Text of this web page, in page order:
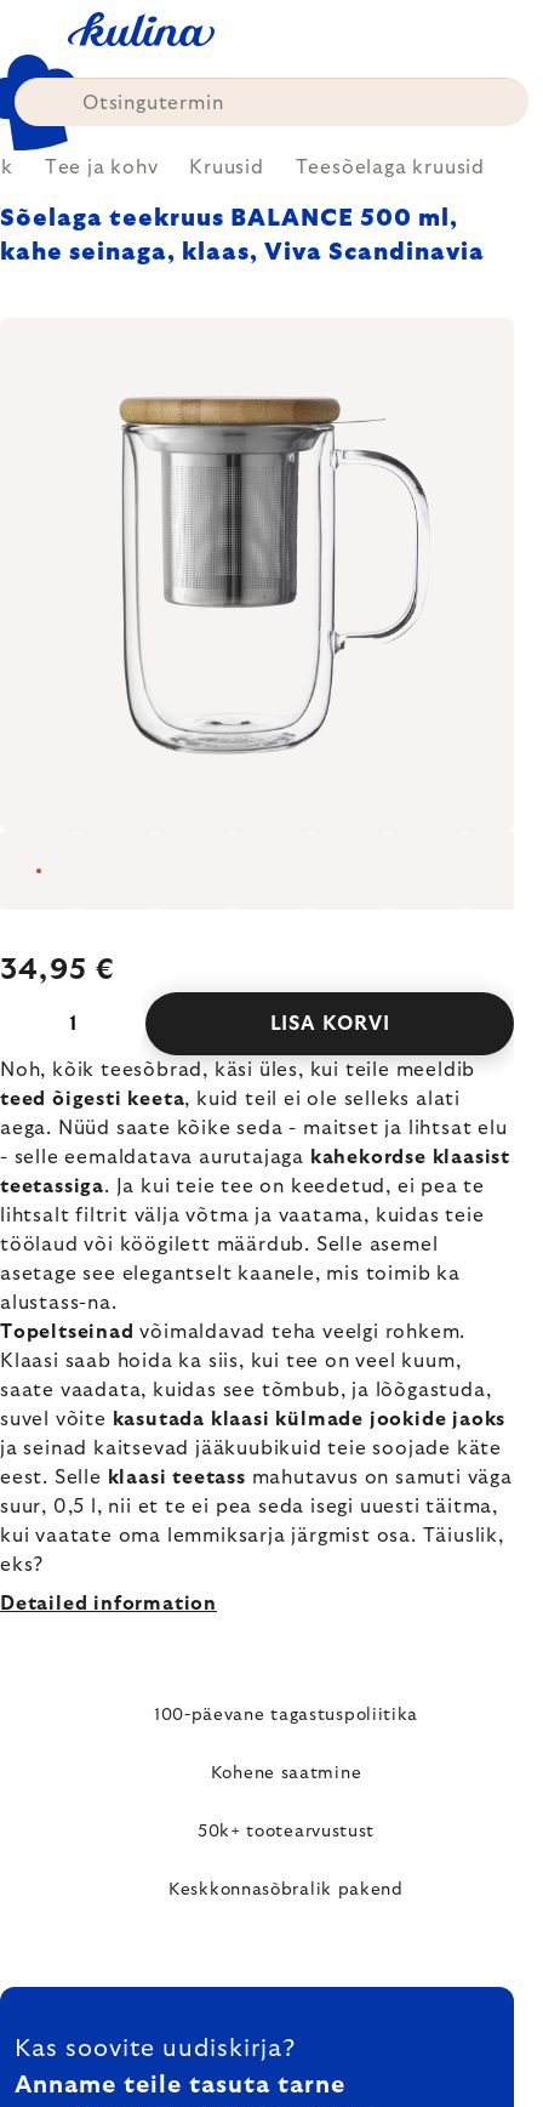
content
Tee ja kohv Kruusid Teesõelaga kruusid
Sõelaga teekruus BALANCE 500 ml,
kahe seinaga, klaas, Viva Scandinavia
34,95 €
LISA KORVI
Noh, kõik teesõbrad, käsi üles, kui teile meeldib
teed õigesti keeta, kuid teil ei ole selleks alati
aega. Nüüd saate kõike seda - maitset ja lihtsat elu
- selle eemaldatava aurutajaga kahekordse klaasist
teetassiga. Ja kui teie tee on keedetud, ei pea te
lihtsalt filtrit välja võtma ja vaatama, kuidas teie
töölaud või köögilett määrdub. Selle asemel
asetage see elegantselt kaanele, mis toimib ka
alustass-na.
Topeltseinad võimaldavad teha veelgi rohkem.
Klaasi saab hoida ka siis, kui tee on veel kuum,
saate vaadata, kuidas see tõmbub, ja lõõgastuda,
suvel võite
kasutada klaasi külmade jookide jaoks
ja seinad kaitsevad jääkuubikuid teie soojade käte
eest. Selle
klaasi teetass mahutavus on samuti väga
suur, 0,5 l, nii et te ei pea seda isegi uuesti täitma,
kui vaatate oma lemmiksarja järgmist osa. Täiuslik,
eks?
Detailed information
100-päevane tagastuspoliitika
Kohene saatmine
50k+ tootearvustust
Keskkonnasõbralik pakend
FOOTER
Kas soovite uudiskirja?
Anname teile tasuta tarne